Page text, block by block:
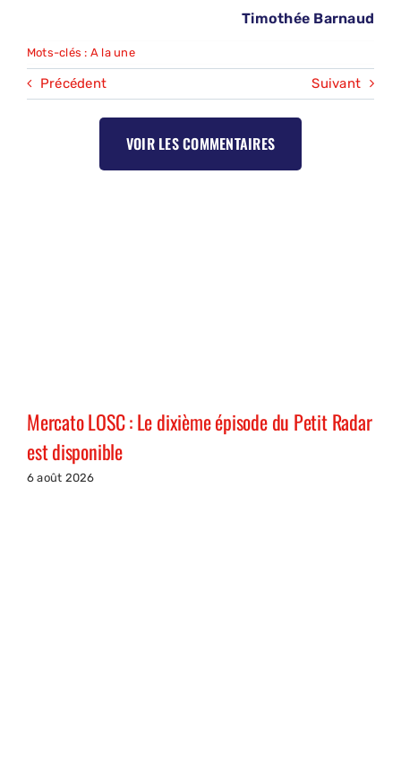
Timothée Barnaud
Mots-clés : A la une
Précédent Suivant
VOIR LES COMMENTAIRES
Mercato LOSC : Le dixième épisode du Petit Radar
est disponible
6 août 2026